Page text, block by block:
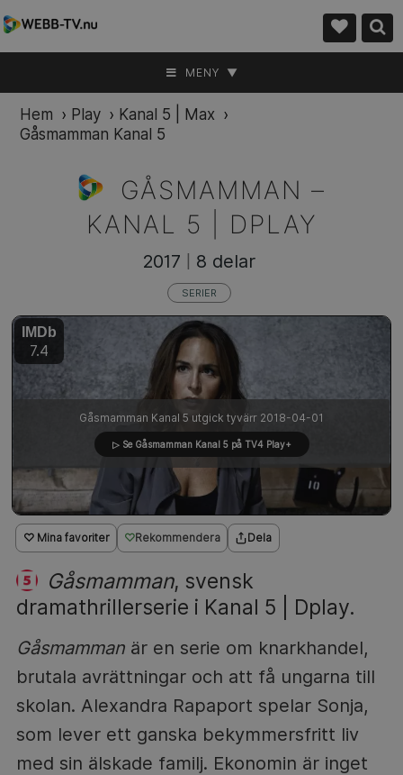
MENY ▼
Hem › Play › Kanal 5 | Max ›
Gåsmamman Kanal 5
GÅSMAMMAN –
KANAL 5 | DPLAY
♡ Mina favoriter Rekommendera Dela
Gåsmamman, svensk
dramathrillerserie i Kanal 5 | Dplay.
Gåsmammanär en serie om knarkhandel,
brutala avrättningar och att få ungarna till
skolan. Alexandra Rapaport spelar Sonja,
som lever ett ganska bekymmersfritt liv
med sin älskade familj. Ekonomin är inget
Gåsmamman Kanal 5 utgick tyvärr 2018-04-01
▷ Se Gåsmamman Kanal 5 på TV4 Play+
2017 8 delar
SERIER
IMDb
7.4